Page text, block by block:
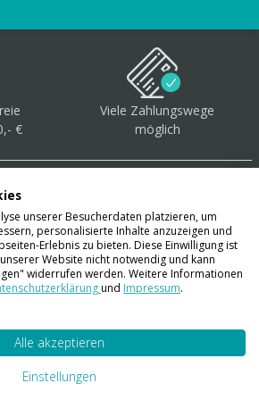
€
Viele Zahlungswege
möglich
auf
unserer Besucherdaten platzieren, um
personalisierte Inhalte anzuzeigen und
Erlebnis zu bieten. Diese Einwilligung ist
Website nicht notwendig und kann
widerrufen werden. Weitere Informationen
und Impressum.
Alle akzeptieren
Einstellungen